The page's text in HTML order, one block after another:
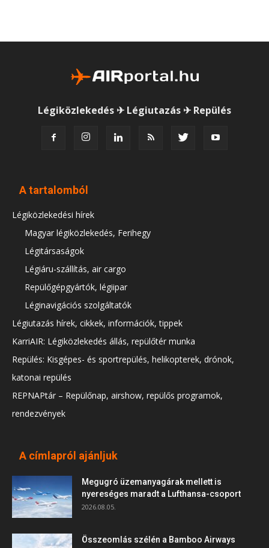
Légiközlekedés ✈ Légiutazás ✈ Repülés
A tartalomból
Légiközlekedési hírek
Magyar légiközlekedés, Ferihegy
Légitársaságok
Légiáru-szállítás, air cargo
Repülőgépgyártók, légiipar
Léginavigációs szolgáltatók
Légiutazás hírek, cikkek, információk, tippek
KarriAIR: Légiközlekedés állás, repülőtér munka
Repülés: Kisgépes- és sportrepülés, helikopterek, drónok,
katonai repülés
REPNAPtár – Repülőnap, airshow, repülős programok,
rendezvények
A címlapról ajánljuk
Megugró üzemanyagárak mellett is
nyereséges maradt a Lufthansa-csoport
2026.08.05.
Összeomlás szélén a Bamboo Airways